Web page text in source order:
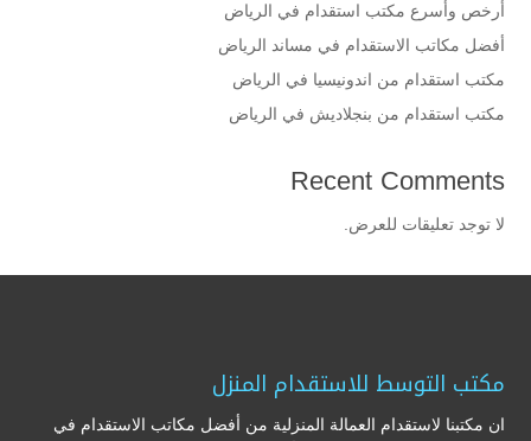
أرخص وأسرع مكتب استقدام في الرياض
أفضل مكاتب الاستقدام في مساند الرياض
مكتب استقدام من اندونيسيا في الرياض
مكتب استقدام من بنجلاديش في الرياض
Recent Comments
لا توجد تعليقات للعرض.
مكتب التوسط للاستقدام المنزل
ان مكتبنا لاستقدام العمالة المنزلية من أفضل مكاتب الاستقدام في